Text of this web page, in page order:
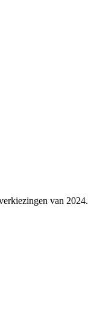
van 2024.